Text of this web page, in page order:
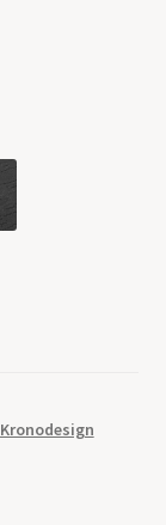
Kronodesign